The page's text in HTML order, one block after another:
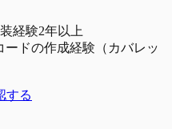
経験2年以上
ードの作成経験（カバレッ
する